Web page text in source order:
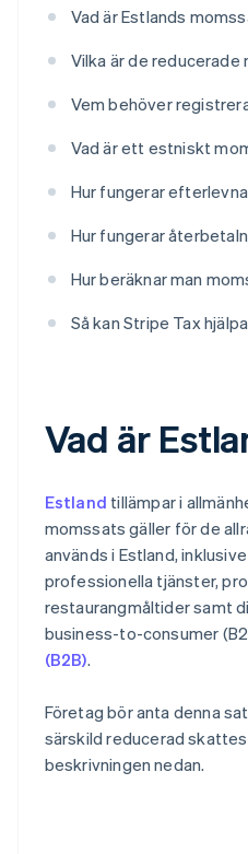
Vad är Estlands
Vilka är de reducerade
Vem behöver
Vad är ett estniskt
Hur fungerar
Hur fungerar
Hur beräknar man
Så kan Stripe Tax
Vad är
Estland tillämpar i
momssats gäller för de
används i Estland,
professionella tjänster,
restaurangmåltider samt
business-to-consumer
(B2B).
Företag bör anta denna
särskild reducerad
beskrivningen nedan.